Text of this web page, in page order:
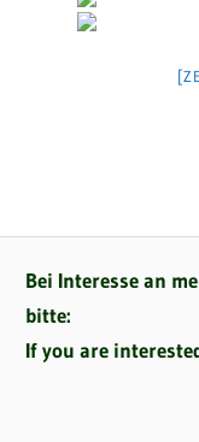
Bei Interesse an
bitte:
If you are